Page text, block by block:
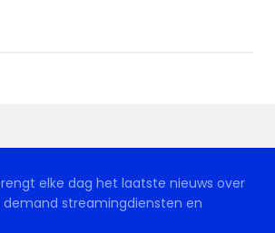
elke dag het laatste nieuws over
demand streamingdiensten en